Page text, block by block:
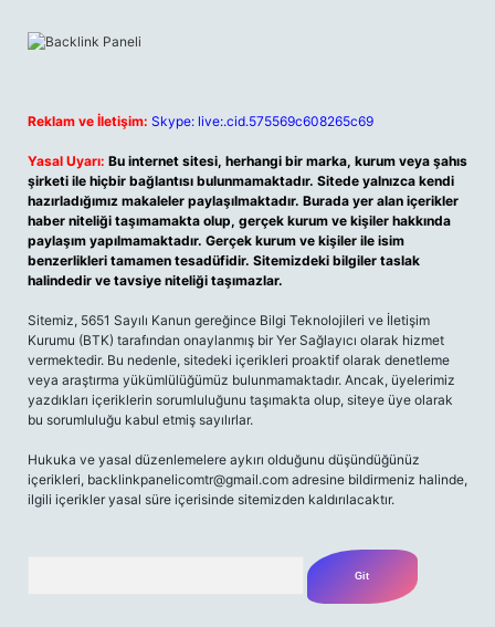
Reklam ve İletişim: Skype: live:.cid.575569c608265c69
Yasal Uyarı: Bu internet sitesi, herhangi bir marka, kurum veya şahıs
şirketi ile hiçbir bağlantısı bulunmamaktadır. Sitede yalnızca kendi
hazırladığımız makaleler paylaşılmaktadır. Burada yer alan içerikler
haber niteliği taşımamakta olup, gerçek kurum ve kişiler hakkında
paylaşım yapılmamaktadır. Gerçek kurum ve kişiler ile isim
benzerlikleri tamamen tesadüfidir. Sitemizdeki bilgiler taslak
halindedir ve tavsiye niteliği taşımazlar.
Sitemiz, 5651 Sayılı Kanun gereğince Bilgi Teknolojileri ve İletişim
Kurumu (BTK) tarafından onaylanmış bir Yer Sağlayıcı olarak hizmet
vermektedir. Bu nedenle, sitedeki içerikleri proaktif olarak denetleme
veya araştırma yükümlülüğümüz bulunmamaktadır. Ancak, üyelerimiz
yazdıkları içeriklerin sorumluluğunu taşımakta olup, siteye üye olarak
bu sorumluluğu kabul etmiş sayılırlar.
Hukuka ve yasal düzenlemelere aykırı olduğunu düşündüğünüz
içerikleri, backlinkpanelicomtr@gmail.com adresine bildirmeniz halinde,
ilgili içerikler yasal süre içerisinde sitemizden kaldırılacaktır.